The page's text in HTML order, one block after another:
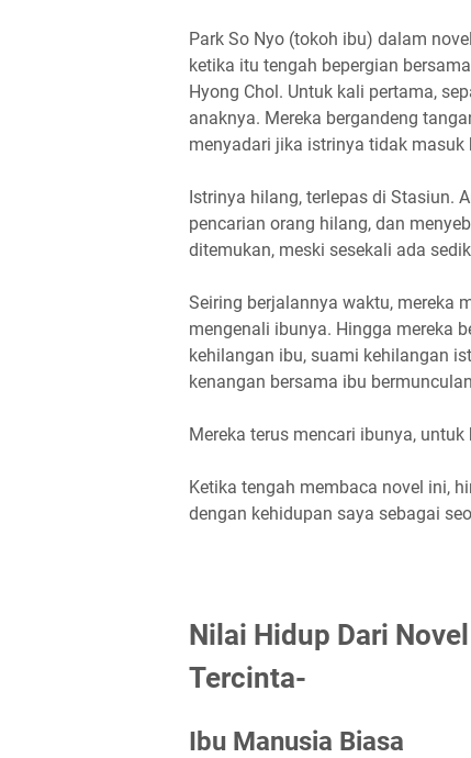
Park So Nyo (tokoh ibu) dalam
ketika itu tengah bepergian
Hyong Chol. Untuk kali pertama,
anaknya. Mereka bergandeng
menyadari jika istrinya tidak masuk
Istrinya hilang, terlepas di Stasiun.
pencarian orang hilang, dan
ditemukan, meski sesekali ada
Seiring berjalannya waktu, mereka
mengenali ibunya. Hingga mereka
kehilangan ibu, suami kehilangan
kenangan bersama ibu
Mereka terus mencari ibunya,
Ketika tengah membaca novel ini,
dengan kehidupan saya sebagai
Nilai Hidup Dari
Tercinta-
Ibu Manusia Biasa